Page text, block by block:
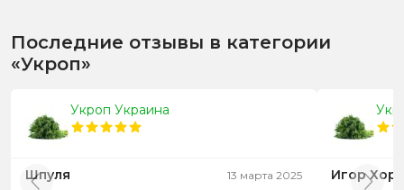
Последние отзывы в категории
«Укроп»
Укроп Украина
Шпуля 13 марта 2025
Игор